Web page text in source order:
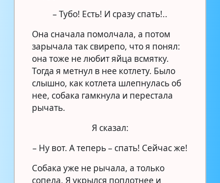
– Тубо! Есть! И сразу спать!..
Она сначала помолчала, а потом
зарычала так свирепо, что я понял:
она тоже не любит яйца всмятку.
Тогда я метнул в нее котлету. Было
слышно, как котлета шлепнулась об
нее, собака гамкнула и перестала
рычать.
Я сказал:
– Ну вот. А теперь – спать! Сейчас же!
Собака уже не рычала, а только
сопела. Я укрылся поплотнее и